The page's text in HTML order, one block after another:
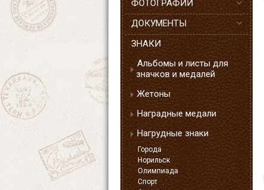
ФОТОГРАФИИ
ДОКУМЕНТЫ
ЗНАКИ
Альбомы и листы для
значков и медалей
Жетоны
Наградные медали
Нагрудные знаки
Города
Норильск
Олимпиада
Спорт